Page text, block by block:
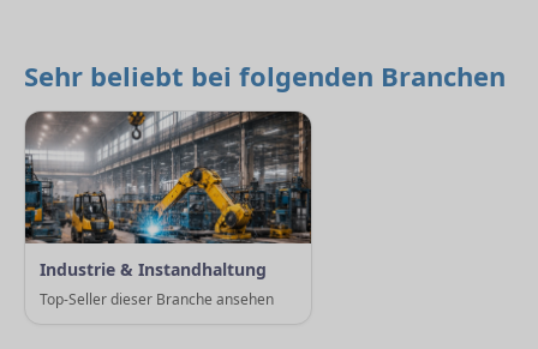
Sehr beliebt bei folgenden Branchen
Industrie & Instandhaltung
Top-Seller dieser Branche ansehen